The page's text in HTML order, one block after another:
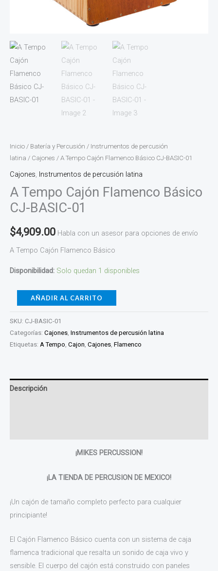
Inicio / Batería y Percusión / Instrumentos de percusión
latina / Cajones / A Tempo Cajón Flamenco Básico CJ-BASIC-01
Cajones, Instrumentos de percusión latina
A Tempo Cajón Flamenco Básico
CJ-BASIC-01
$4,909.00 Habla con un asesor para opciones de envío
A Tempo Cajón Flamenco Básico
Disponibilidad: Solo quedan 1 disponibles
AÑADIR AL CARRITO
SKU: CJ-BASIC-01
Categorías: Cajones Instrumentos de percusión latina
Etiquetas: A Tempo Cajon Cajones Flamenco
Descripción
¡MIKES PERCUSSION!
¡LA TIENDA DE PERCUSION DE MEXICO!
¡Un cajón de tamaño completo perfecto para cualquier
principiante!
El Cajón Flamenco Básico cuenta con un sistema de caja
flamenca tradicional que resalta un sonido de caja vivo y
sensible. El cuerpo del cajón está construido con paneles